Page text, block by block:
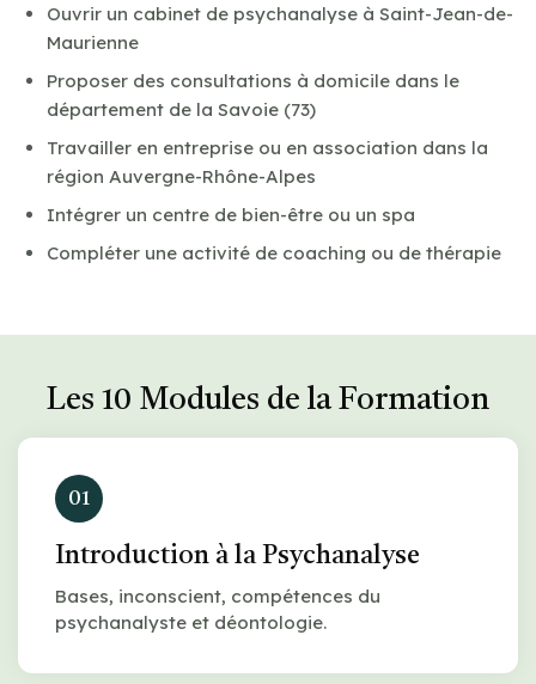
Ouvrir un cabinet de psychanalyse à Saint-Jean-de-
Maurienne
Proposer des consultations à domicile dans le
département de la Savoie (73)
Travailler en entreprise ou en association dans la
région Auvergne-Rhône-Alpes
Intégrer un centre de bien-être ou un spa
Compléter une activité de coaching ou de thérapie
Les 10 Modules de la Formation
01
Introduction à la Psychanalyse
Bases, inconscient, compétences du
psychanalyste et déontologie.